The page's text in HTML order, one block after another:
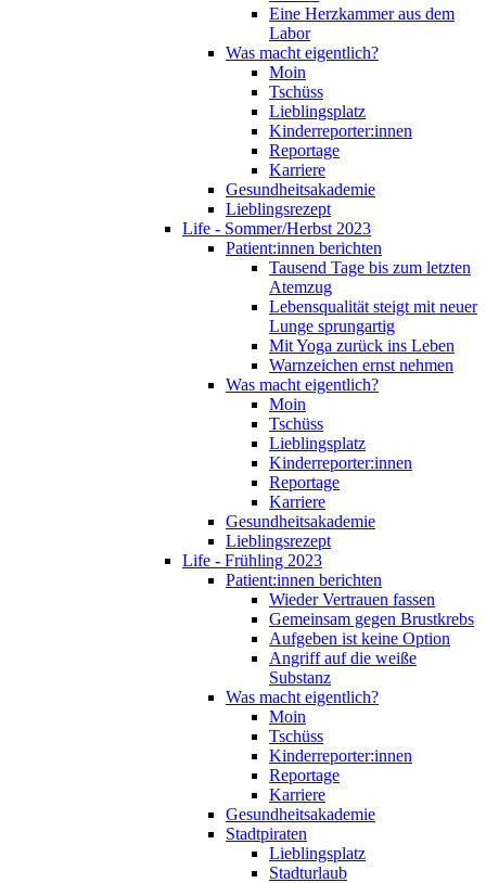
Eine Herzkammer aus dem
Labor
Was macht eigentlich?
Moin
Tschüss
Lieblingsplatz
Kinderreporter:innen
Reportage
Karriere
Gesundheitsakademie
Lieblingsrezept
Life - Sommer/Herbst 2023
Patient:innen berichten
Tausend Tage bis zum letzten
Atemzug
Lebensqualität steigt mit neuer
Lunge sprungartig
Mit Yoga zurück ins Leben
Warnzeichen ernst nehmen
Was macht eigentlich?
Moin
Tschüss
Lieblingsplatz
Kinderreporter:innen
Reportage
Karriere
Gesundheitsakademie
Lieblingsrezept
Life - Frühling 2023
Patient:innen berichten
Wieder Vertrauen fassen
Gemeinsam gegen Brustkrebs
Aufgeben ist keine Option
Angriff auf die weiße
Substanz
Was macht eigentlich?
Moin
Tschüss
Kinderreporter:innen
Reportage
Karriere
Gesundheitsakademie
Stadtpiraten
Lieblingsplatz
Stadturlaub